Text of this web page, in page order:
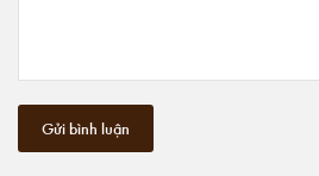
Gửi bình luận